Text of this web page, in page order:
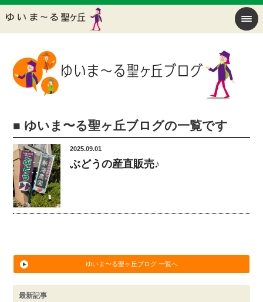
■ ゆいま〜る聖ヶ丘ブログの一覧です
2025.09.01
ぶどうの産直販売♪
ゆいま〜る聖ヶ丘ブログ 一覧へ
最新記事